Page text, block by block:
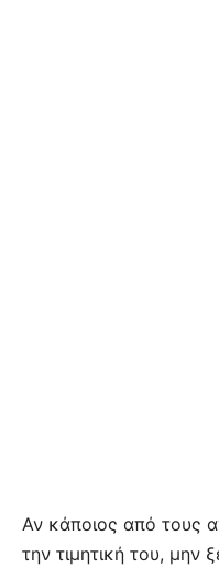
Αν κάποιος από τους
την τιμητική του, μην